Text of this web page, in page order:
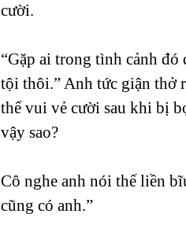
cười.
“Gặp ai trong tình cảnh
tội thôi.” Anh tức giận thở
thể vui vẻ cười sau khi bị
vậy sao?
Cô nghe anh nói thế liền
cũng có anh.”